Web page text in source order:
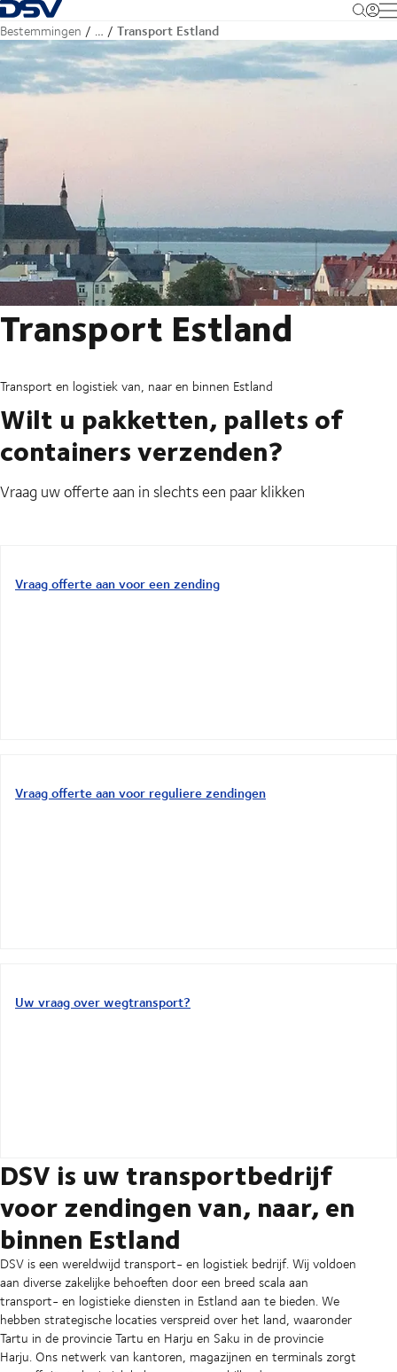
Terug naar startpagina
Bestemmingen … Transport Estland
Transport Estland
Transport en logistiek van, naar en binnen Estland
Wilt u pakketten, pallets of
containers verzenden?
Vraag uw offerte aan in slechts een paar klikken
Vraag offerte aan voor een zending
Vraag offerte aan voor reguliere zendingen
Uw vraag over wegtransport?
DSV is uw transportbedrijf
voor zendingen van, naar, en
binnen Estland
DSV is een wereldwijd transport- en logistiek bedrijf. Wij voldoen
aan diverse zakelijke behoeften door een breed scala aan
transport- en logistieke diensten in Estland aan te bieden. We
hebben strategische locaties verspreid over het land, waaronder
Tartu in de provincie Tartu en Harju en Saku in de provincie
Harju. Ons netwerk van kantoren, magazijnen en terminals zorgt